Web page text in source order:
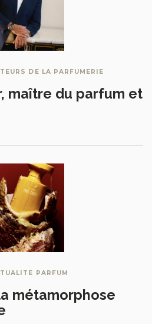
DE LA PARFUMERIE
maître du parfum et
PARFUM
métamorphose